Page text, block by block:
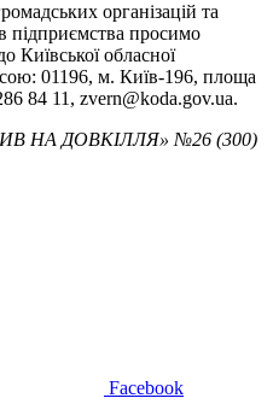
організацій та
підприємства просимо
Київської обласної
01196, м. Київ-196, площа
84 11, zvern@koda.gov.ua.
НА ДОВКІЛЛЯ» №26 (300)
Facebook